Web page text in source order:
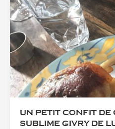
UN PETIT CONFIT DE
SUBLIME GIVRY DE